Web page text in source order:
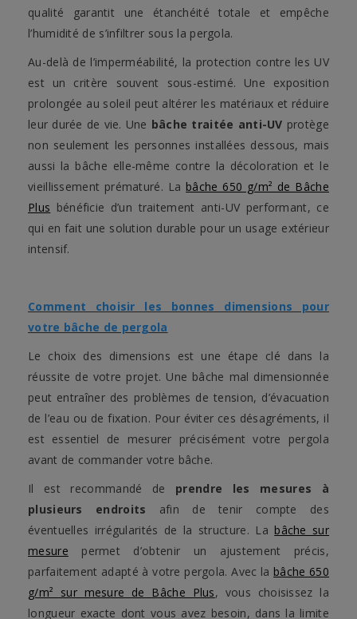
qualité garantit une étanchéité totale et empêche
l’humidité de s’infiltrer sous la pergola.
Au-delà de l’imperméabilité, la protection contre les UV
est un critère souvent sous-estimé. Une exposition
prolongée au soleil peut altérer les matériaux et réduire
leur durée de vie. Une bâche traitée anti-UV protège
non seulement les personnes installées dessous, mais
aussi la bâche elle-même contre la décoloration et le
vieillissement prématuré. La bâche 650 g/m² de Bâche
Plus bénéficie d’un traitement anti-UV performant, ce
qui en fait une solution durable pour un usage extérieur
intensif.
Comment choisir les bonnes dimensions pour
votre bâche de pergola
Le choix des dimensions est une étape clé dans la
réussite de votre projet. Une bâche mal dimensionnée
peut entraîner des problèmes de tension, d’évacuation
de l’eau ou de fixation. Pour éviter ces désagréments, il
est essentiel de mesurer précisément votre pergola
avant de commander votre bâche.
Il est recommandé de prendre les mesures à
plusieurs endroits afin de tenir compte des
éventuelles irrégularités de la structure. La bâche sur
mesure permet d’obtenir un ajustement précis,
parfaitement adapté à votre pergola. Avec la bâche 650
g/m² sur mesure de Bâche Plus, vous choisissez la
longueur exacte dont vous avez besoin, dans la limite